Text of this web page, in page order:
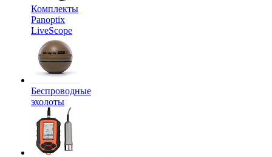
Комплекты
Panoptix
LiveScope
Беспроводные
эхолоты